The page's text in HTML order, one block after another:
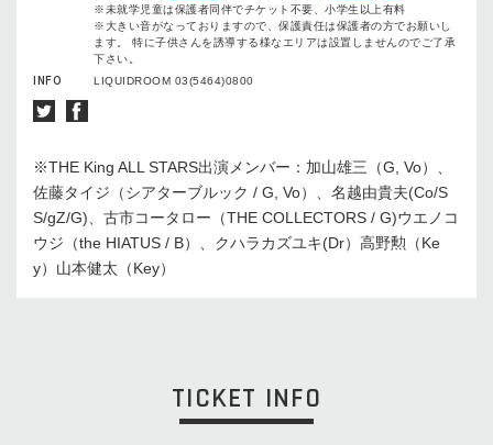
※未就学児童は保護者同伴でチケット不要、小学生以上有料
※大きい音がなっておりますので、保護責任は保護者の方でお願いし
ます。 特に子供さんを誘導する様なエリアは設置しませんのでご了承
下さい。
INFO
LIQUIDROOM 03(5464)0800
※THE King ALL STARS出演メンバー：加山雄三（G, Vo）、
佐藤タイジ（シアターブルック / G, Vo）、名越由貴夫(Co/S
S/gZ/G)、古市コータロー（THE COLLECTORS / G)ウエノコ
ウジ（the HIATUS / B）、クハラカズユキ(Dr）高野勲（Ke
y）山本健太（Key）
TICKET INFO